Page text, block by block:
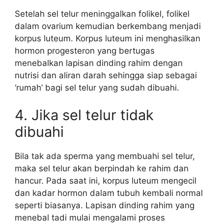
Setelah sel telur meninggalkan folikel, folikel
dalam ovarium kemudian berkembang menjadi
korpus luteum. Korpus luteum ini menghasilkan
hormon progesteron yang bertugas
menebalkan lapisan dinding rahim dengan
nutrisi dan aliran darah sehingga siap sebagai
‘rumah’ bagi sel telur yang sudah dibuahi.
4. Jika sel telur tidak
dibuahi
Bila tak ada sperma yang membuahi sel telur,
maka sel telur akan berpindah ke rahim dan
hancur. Pada saat ini, korpus luteum mengecil
dan kadar hormon dalam tubuh kembali normal
seperti biasanya. Lapisan dinding rahim yang
menebal tadi mulai mengalami proses